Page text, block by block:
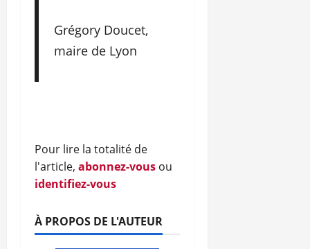
Grégory Doucet,
maire de Lyon
Pour lire la totalité de
l'article, abonnez-vous ou
identifiez-vous
À PROPOS DE L'AUTEUR